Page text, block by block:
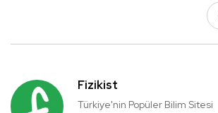
Fizikist
Türkiye'nin Popüler Bilim Sitesi